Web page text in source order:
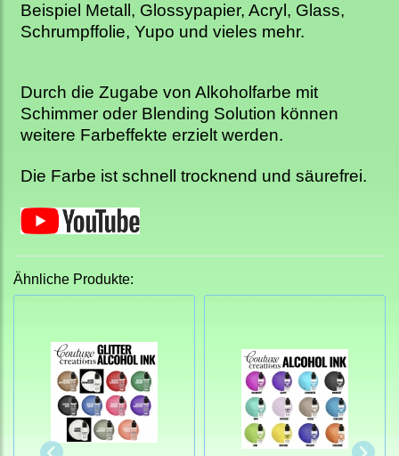
Beispiel Metall, Glossypapier, Acryl, Glass,
Schrumpffolie, Yupo und vieles mehr.
Durch die Zugabe von Alkoholfarbe mit
Schimmer oder Blending Solution können
weitere Farbeffekte erzielt werden.
Die Farbe ist schnell trocknend und säurefrei.
Ähnliche Produkte: